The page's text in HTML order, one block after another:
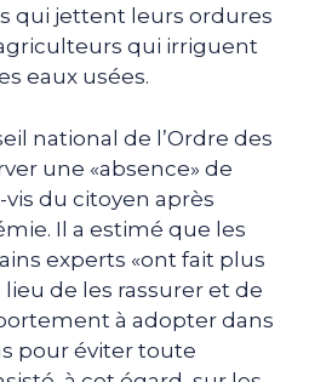
qui jettent leurs ordures
qui irriguent
eaux usées.
national de l’Ordre des
une «absence» de
du citoyen après
Il a estimé que les
experts «ont fait plus
de les rassurer et de
à adopter dans
pour éviter toute